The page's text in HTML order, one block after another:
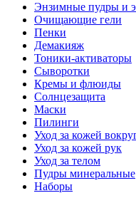
Энзимные пудры и
Очищающие гели
Пенки
Демакияж
Тоники-активаторы
Сыворотки
Кремы и флюиды
Солнцезащита
Маски
Пилинги
Уход за кожей
Уход за кожей рук
Уход за телом
Пудры минеральные
Наборы